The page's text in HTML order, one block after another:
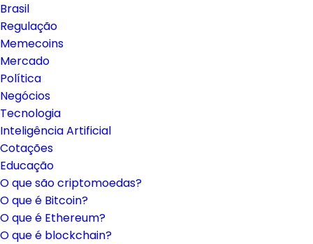
Brasil
Regulação
Memecoins
Mercado
Política
Negócios
Tecnologia
Inteligência Artificial
Cotações
Educação
O que são criptomoedas?
O que é Bitcoin?
O que é Ethereum?
O que é blockchain?